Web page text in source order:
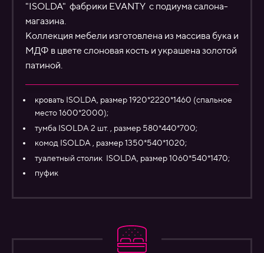
"ISOLDA" фабрики EVANTY с подиума салона-
магазина.
Коллекция мебели изготовлена из массива бука и
МДФ в цвете слоновая кость и украшена золотой
патиной.
кровать ISOLDA, размер 1920*2220*1460 (спальное
место 1600*2000);
тумба ISOLDA 2 шт. , размер 580*440*700;
комод ISOLDA , размер 1350*540*1020;
туалетный столик ISOLDA, размер 1060*540*1470;
пуфик